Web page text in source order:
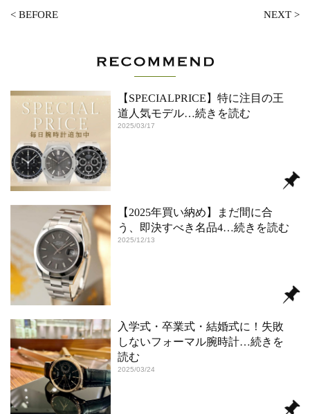
<BEFORE NEXT>
【SPECIALPRICE】特に注目の王
道人気モデル…続きを読む
2025/03/17
【2025年買い納め】まだ間に合
う、即決すべき名品4…続きを読む
2025/12/13
入学式・卒業式・結婚式に！失敗
しないフォーマル腕時計…続きを
読む
2025/03/24